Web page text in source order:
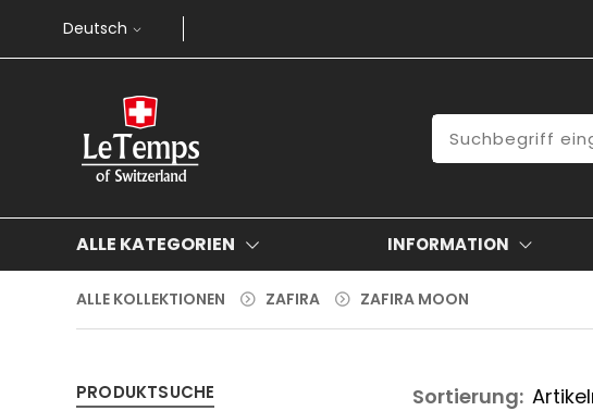
Deutsch
ALLE KATEGORIEN INFORMATION
ALLE KOLLEKTIONEN ZAFIRA ZAFIRA MOON
PRODUKTSUCHE Sortierung: